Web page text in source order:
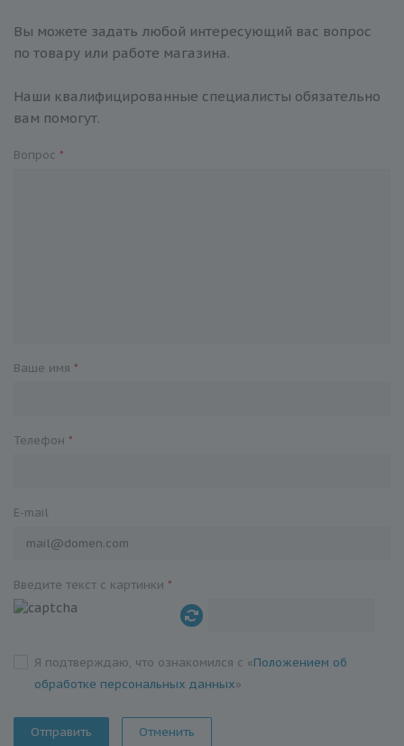
Вы можете задать любой интересующий вас вопрос
по товару или работе магазина.
Наши квалифицированные специалисты обязательно
вам помогут.
Вопрос *
Ваше имя *
Телефон *
E-mail
Введите текст с картинки *
Я подтверждаю, что ознакомился с «Положением об
обработке персональных данных»
Отменить